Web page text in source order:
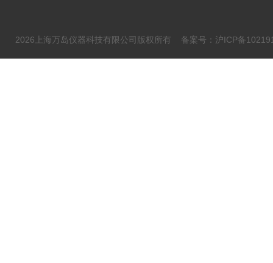
2026上海万岛仪器科技有限公司版权所有 备案号：沪ICP备